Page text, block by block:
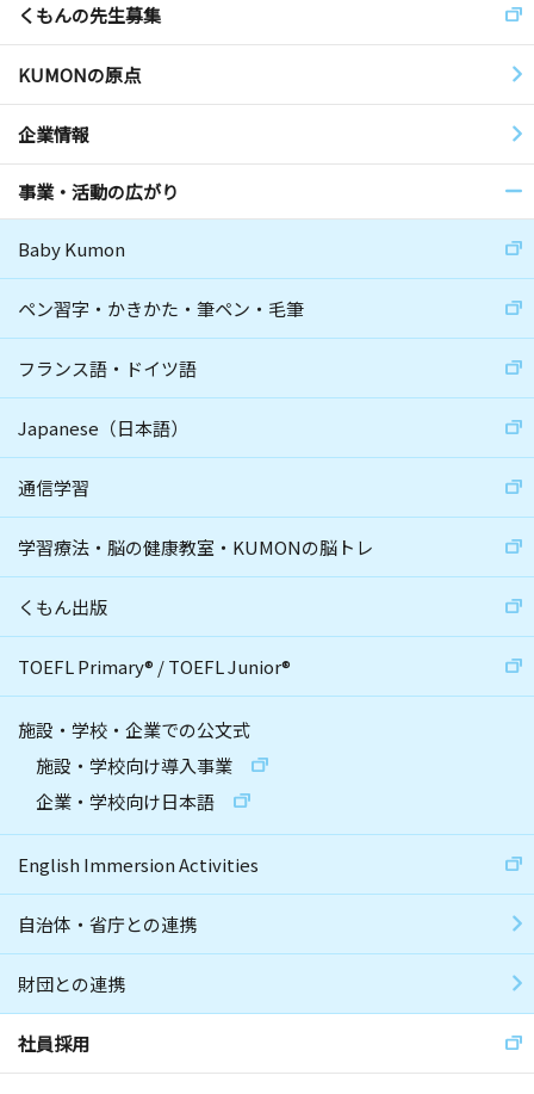
くもんの先生募集
KUMONの原点
企業情報
事業・活動の広がり
Baby Kumon
ペン習字・かきかた・筆ペン・毛筆
フランス語・ドイツ語
Japanese（日本語）
通信学習
学習療法・脳の健康教室・KUMONの脳トレ
くもん出版
TOEFL Primary® /TOEFL Junior®
施設・学校・企業での公文式
施設・学校向け導入事業
企業・学校向け日本語
English Immersion Activities
自治体・省庁との連携
財団との連携
社員採用